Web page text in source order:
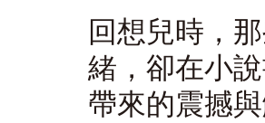
回想兒時，
緒，卻在小
帶來的震撼與